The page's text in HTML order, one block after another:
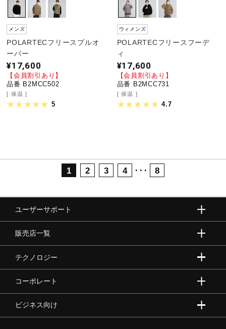
メンズ
POLARTECフリースプルオ
ーバー
¥17,600
【会員割引あり】
品番 B2MCC502
保温
5
ウィメンズ
POLARTECフリースフーデ
ィ
¥17,600
【会員割引あり】
品番 B2MCC731
保温
4.7
1 2 3 4 ･･･ 8
ユーザーサポート
販売店一覧
テクノロジー
コーポレート
ビジネス向け